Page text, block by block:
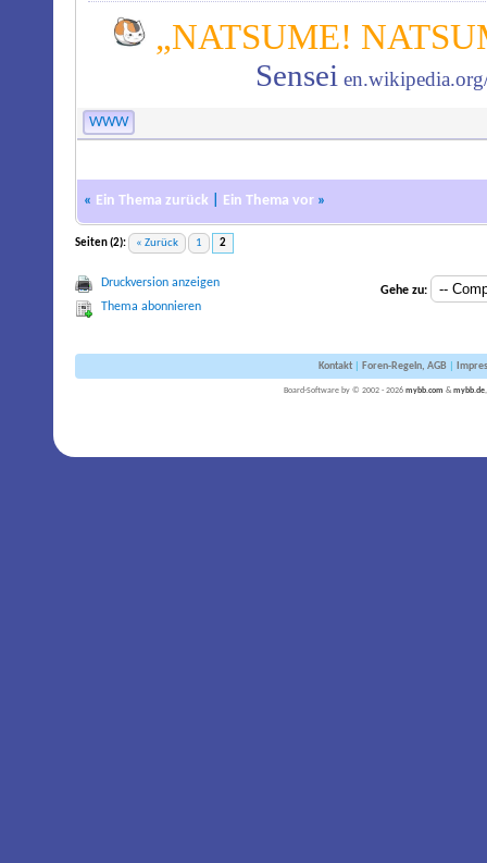
„NATSUME!
Sensei
WWW
« Ein Thema zurück Ein Thema vor »
Seiten (2): « Zurück 1 2
Druckversion anzeigen
Thema abonnieren
Gehe zu:
Kontakt| Foren-Regeln, AGB|
Board-Software by © 2002 - 2026 mybb.com & mybb.de